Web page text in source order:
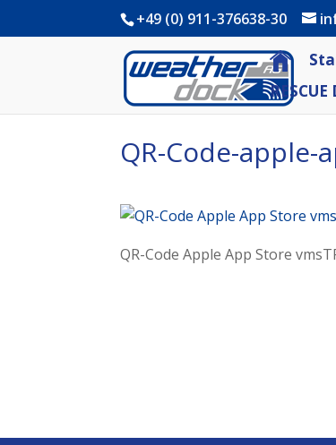
+49 (0) 911-376638-30
QR-Code-apple-
QR-Code Apple App Store